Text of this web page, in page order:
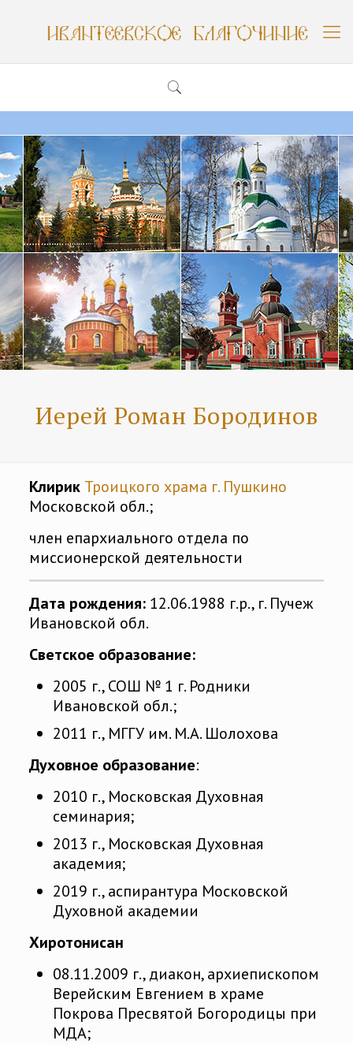
Иерей Роман Бородинов
Клирик Троицкого храма г. Пушкино
Московской обл.;
член епархиального отдела по
миссионерской деятельности
Дата рождения:12.06.1988 г.р., г. Пучеж
Ивановской обл.
Светское образование:
2005 г., СОШ № 1 г. Родники
Ивановской обл.;
2011 г., МГГУ им. М.А. Шолохова
Духовное образование:
2010 г., Московская Духовная
семинария;
2013 г., Московская Духовная
академия;
2019 г., аспирантура Московской
Духовной академии
Хиротонисан
08.11.2009 г., диакон, архиепископом
Верейским Евгением в храме
Покрова Пресвятой Богородицы при
МДА;